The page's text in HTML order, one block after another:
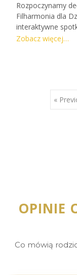
Rozpoczynamy
Filharmonia dla
interaktywne
Dzięki wsparciu
Zobacz więcej…
«
OPINIE
Co mówią